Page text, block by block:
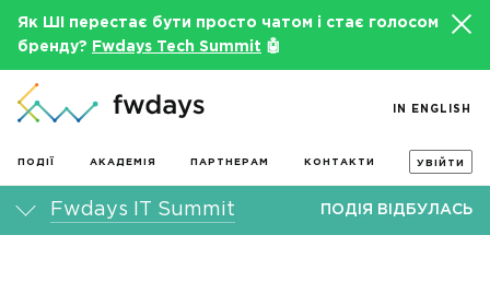
Як ШІ перестає бути просто чатом і стає голосом
бренду?
Fwdays Tech Summit 🤖
ПОДІЇ АКАДЕМІЯ ПАРТНЕРАМ КОНТАКТИ УВІЙТИ
IN ENGLISH
Fwdays IT Summit ПОДІЯ ВІДБУЛАСЬ